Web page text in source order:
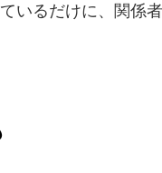
いるだけに、関係